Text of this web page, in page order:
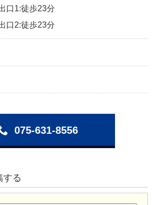
口1:徒歩23分
口2:徒歩23分
075-631-8556
する